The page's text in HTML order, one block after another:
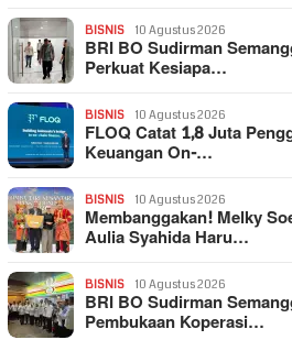
BISNIS 10 Agustus 2026
BRI BO Sudirman
Perkuat Kesiapa…
BISNIS 10 Agustus 2026
FLOQ Catat 1,8 Juta
Keuangan On-…
BISNIS 10 Agustus 2026
Membanggakan! Melky
Aulia Syahida Haru…
BISNIS 10 Agustus 2026
BRI BO Sudirman
Pembukaan Koperasi…